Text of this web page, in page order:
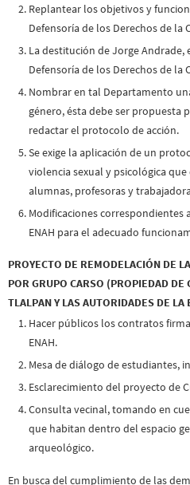
Replantear los objetivos y
Defensoría de los Derechos de la
La destitución de Jorge
Defensoría de los Derechos de la
Nombrar en tal Departamento
género, ésta debe ser propuesta
redactar el protocolo de acción.
Se exige la aplicación de un
violencia sexual y psicológica
alumnas, profesoras y
Modificaciones correspondientes
ENAH para el adecuado
PROYECTO DE REMODELACIÓN DE
POR GRUPO CARSO (PROPIEDAD
TLALPAN Y LAS AUTORIDADES DE LA
Hacer públicos los contratos
ENAH.
Mesa de diálogo de estudiantes,
Esclarecimiento del proyecto de
Consulta vecinal, tomando en
que habitan dentro del espacio
arqueológico.
En busca del cumplimiento de las